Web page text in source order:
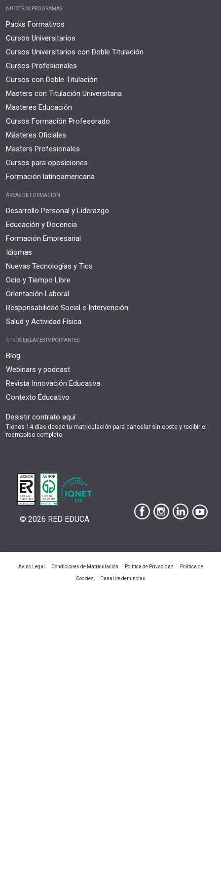
NUESTROS PROGRAMAS
Packs Formativos
Cursos Universitarios
Cursos Universitarios con Doble Titulación
Cursos Profesionales
Cursos con Doble Titulación
Masters con Titulación Universitaria
Masteres Educación
Cursos Formación Profesorado
Másteres Oficiales
Masters Profesionales
Cursos para oposiciones
Formación latinoamericana
ÁREAS DE FORMACIÓN
Desarrollo Personal y Liderazgo
Educación y Docencia
Formación Empresarial
Idiomas
Nuevas Tecnologías y Tics
Ocio y Tiempo Libre
Orientación Laboral
Responsabilidad Social e Intervención
Salud y Actividad Física
OTROS ENLACES IMPORTANTES
Blog
Webinars y podcast
Revista Innovación Educativa
Contexto Educativo
Desistir contrato aquí
Tienes 14 días desde tu matriculación para cancelar sin coste y recibir el
reembolso completo.
© 2026 RED EDUCA
Aviso Legal Condiciones de Matriculación Política de Privacidad Política de
Cookies Canal de denuncias